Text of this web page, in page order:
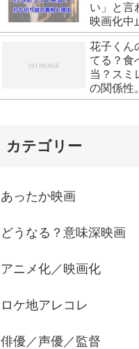
い」と言
映画化中
花子くん
てる？食
当？スミ
の関係性
ん
カテゴリー
あったか映画
どうなる？意味深映画
アニメ化／映画化
ロケ地アレコレ
俳優／声優／監督